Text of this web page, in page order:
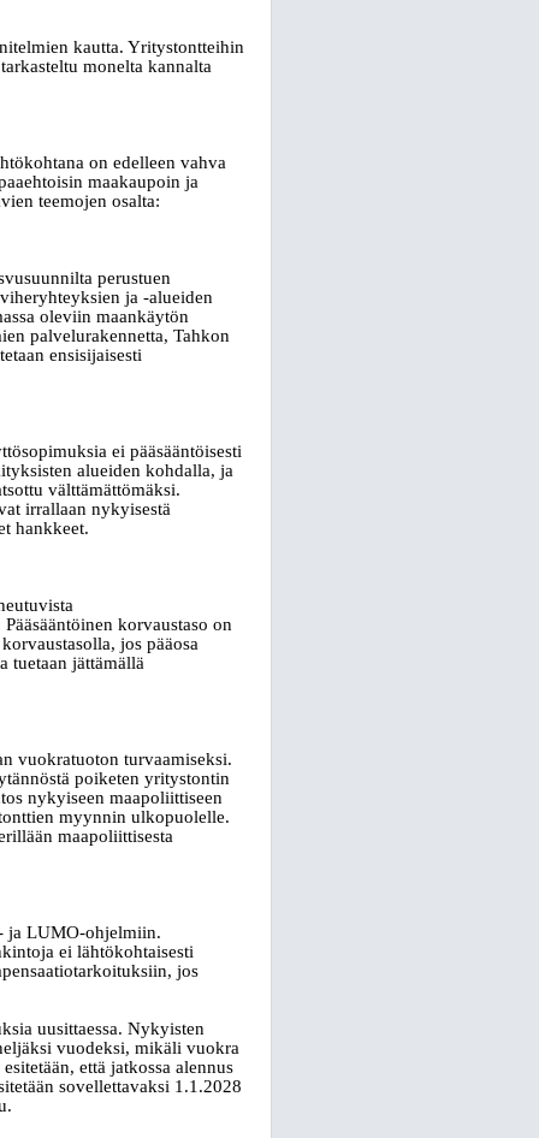
kautta. Yritystontteihin
monelta kannalta
on edelleen vahva
maakaupoin ja
teemojen osalta:
perustuen
ja ‑alueiden
oleviin maankäytön
palvelurakennetta, Tahkon
ensisijaisesti
ei pääsääntöisesti
alueiden kohdalla, ja
välttämättömäksi.
irrallaan nykyisestä
hankkeet.
korvaustaso on
jos pääosa
tuetaan jättämällä
vuokratuoton turvaamiseksi.
poiketen yritystontin
nykyiseen maapoliittiseen
myynnin ulkopuolelle.
maapoliittisesta
ja LUMO‑ohjelmiin.
ei lähtökohtaisesti
jos
uusittaessa. Nykyisten
vuodeksi, mikäli vuokra
että jatkossa alennus
sovellettavaksi 1.1.2028